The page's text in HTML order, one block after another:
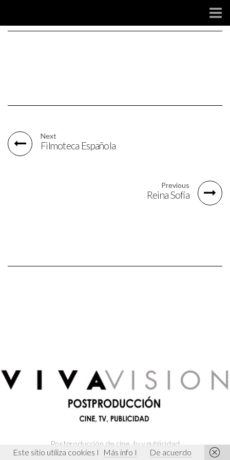
Next
Filmoteca Española
Previous
Reina Sofía
Postproducción de cine, tv y publicidad
Este sitio utiliza cookies I Más info I De acuerdo